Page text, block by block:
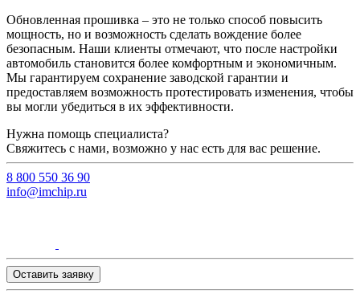
Обновленная прошивка – это не только способ повысить
мощность, но и возможность сделать вождение более
безопасным. Наши клиенты отмечают, что после настройки
автомобиль становится более комфортным и экономичным.
Мы гарантируем сохранение заводской гарантии и
предоставляем возможность протестировать изменения, чтобы
вы могли убедиться в их эффективности.
Нужна помощь специалиста?
Свяжитесь с нами, возможно у нас есть для вас решение.
8 800 550 36 90
info@imchip.ru
Оставить заявку